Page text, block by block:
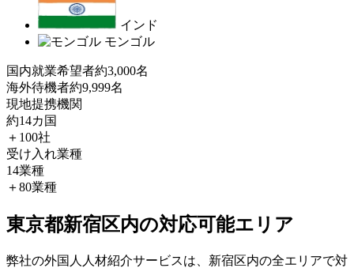
インド
モンゴル
国内就業希望者約3,000名
海外待機者約9,999名
現地提携機関
約14カ国
＋100社
受け入れ業種
14業種
＋80業種
東京都新宿区内の対応可能エリア
弊社の外国人人材紹介サービスは、新宿区内の全エリアで対